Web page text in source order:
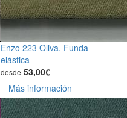
Enzo 223 Oliva. Funda
elástica
desde 53,00€
Más información